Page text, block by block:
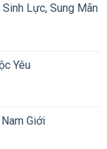
Lực, Sung Mãn
Yêu
Giới